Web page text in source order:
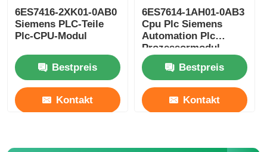
6ES7416-2XK01-0AB0
Siemens PLC-Teile
Plc-CPU-Modul
Bestpreis
Kontakt
6ES7614-1AH01-0AB3
Cpu Plc Siemens
Automation Plc
Prozessormodul
Bestpreis
Kontakt